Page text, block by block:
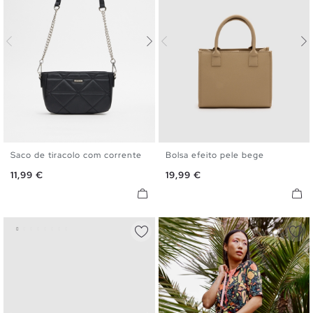
Saco de tiracolo com corrente
Preço
11,99 €
Bolsa efeito pele bege
Preço
19,99 €